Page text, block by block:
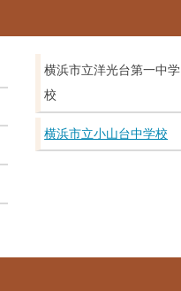
横浜市立洋光台第一中学
校
横浜市立小山台中学校